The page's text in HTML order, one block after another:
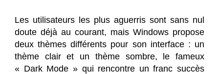
Les utilisateurs les plus aguerris sont sans nul
doute déjà au courant, mais Windows propose
deux thèmes différents pour son interface : un
thème clair et un thème sombre, le fameux
« Dark Mode » qui rencontre un franc succès